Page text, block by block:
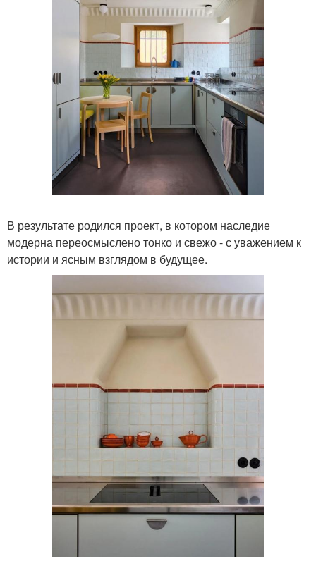
В результате родился проект, в котором наследие
модерна переосмыслено тонко и свежо - с уважением к
истории и ясным взглядом в будущее.